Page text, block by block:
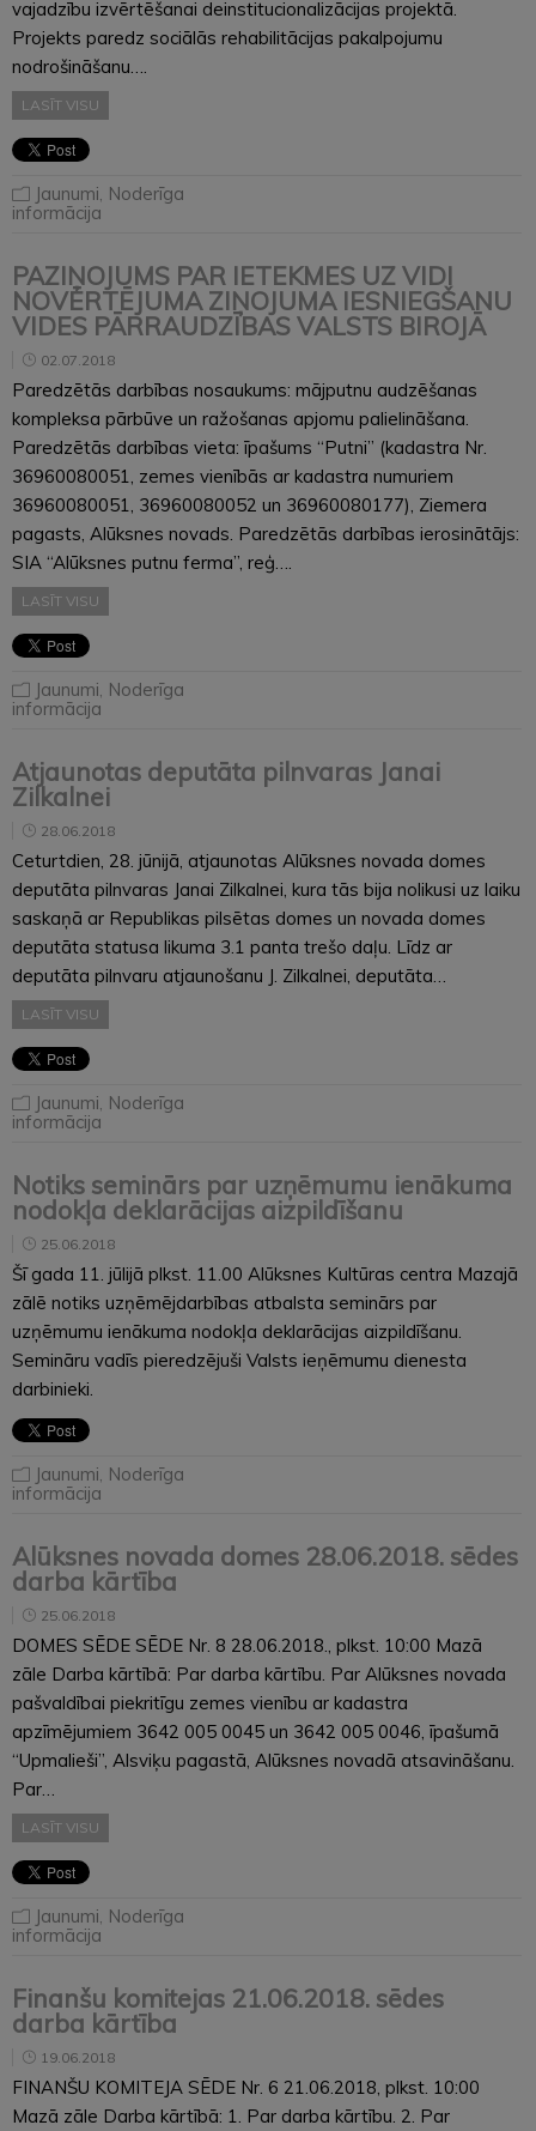
vajadzību izvērtēšanai deinstitucionalizācijas projektā.
Projekts paredz sociālās rehabilitācijas pakalpojumu
nodrošināšanu….
LASĪT VISU
Jaunumi Noderīga
informācija
PAZIŅOJUMS PAR IETEKMES UZ VIDI
NOVĒRTĒJUMA ZIŅOJUMA IESNIEGŠANU
VIDES PĀRRAUDZĪBAS VALSTS BIROJĀ
02.07.2018
Paredzētās darbības nosaukums: mājputnu audzēšanas
kompleksa pārbūve un ražošanas apjomu palielināšana.
Paredzētās darbības vieta: īpašums “Putni” (kadastra Nr.
36960080051, zemes vienībās ar kadastra numuriem
36960080051, 36960080052 un 36960080177), Ziemera
pagasts, Alūksnes novads. Paredzētās darbības ierosinātājs:
SIA “Alūksnes putnu ferma”, reģ….
LASĪT VISU
Jaunumi Noderīga
informācija
Atjaunotas deputāta pilnvaras Janai
Zilkalnei
28.06.2018
Ceturtdien, 28. jūnijā, atjaunotas Alūksnes novada domes
deputāta pilnvaras Janai Zilkalnei, kura tās bija nolikusi uz laiku
saskaņā ar Republikas pilsētas domes un novada domes
deputāta statusa likuma 3.1 panta trešo daļu. Līdz ar
deputāta pilnvaru atjaunošanu J. Zilkalnei, deputāta…
LASĪT VISU
Jaunumi Noderīga
informācija
Notiks seminārs par uzņēmumu ienākuma
nodokļa deklarācijas aizpildīšanu
25.06.2018
Šī gada 11. jūlijā plkst. 11.00 Alūksnes Kultūras centra Mazajā
zālē notiks uzņēmējdarbības atbalsta seminārs par
uzņēmumu ienākuma nodokļa deklarācijas aizpildīšanu.
Semināru vadīs pieredzējuši Valsts ieņēmumu dienesta
darbinieki.
Jaunumi Noderīga
informācija
Alūksnes novada domes 28.06.2018. sēdes
darba kārtība
25.06.2018
DOMES SĒDE SĒDE Nr. 8 28.06.2018., plkst. 10:00 Mazā
zāle Darba kārtībā: Par darba kārtību. Par Alūksnes novada
pašvaldībai piekritīgu zemes vienību ar kadastra
apzīmējumiem 3642 005 0045 un 3642 005 0046, īpašumā
“Upmalieši”, Alsviķu pagastā, Alūksnes novadā atsavināšanu.
Par…
LASĪT VISU
Jaunumi Noderīga
informācija
Finanšu komitejas 21.06.2018. sēdes
darba kārtība
19.06.2018
FINANŠU KOMITEJA SĒDE Nr. 6 21.06.2018, plkst. 10:00
Mazā zāle Darba kārtībā: 1. Par darba kārtību. 2. Par